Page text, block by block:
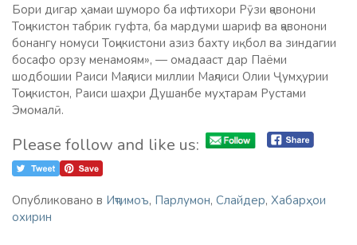
Бори дигар ҳамаи шуморо ба ифтихори Рӯзи ҷавонони
Тоҷикистон табрик гуфта, ба мардуми шариф ва ҷавонони
бонангу номуси Тоҷикистони азиз бахту иқбол ва зиндагии
босафо орзу менамоям», — омадааст дар Паёми
шодбошии Раиси Маҷлиси миллии Маҷлиси Олии Ҷумҳурии
Тоҷикистон, Раиси шаҳри Душанбе муҳтарам Рустами
Эмомалӣ.
Please follow and like us:
Опубликовано в Иҷтимоъ, Парлумон, Слайдер, Хабарҳои
охирин